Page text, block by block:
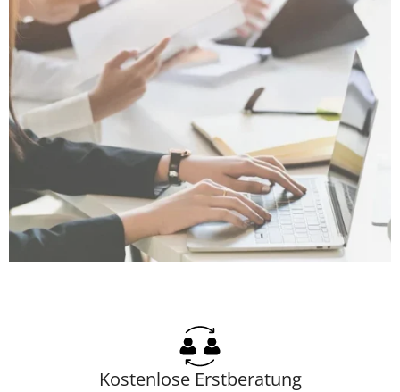
Kostenlose Erstberatung